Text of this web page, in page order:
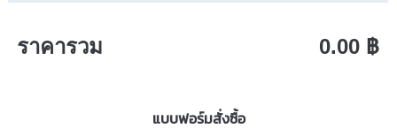
ราคารวม 0.00 ฿
แบบฟอร์มสั่งซื้อ